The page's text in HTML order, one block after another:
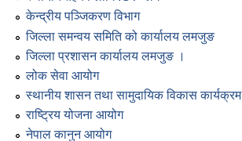
केन्द्रीय पञ्जिकरण विभाग
जिल्ला समन्वय समिति को कार्यालय लमजुङ
जिल्ला प्रशासन कार्यालय लमजुङ ।
लोक सेवा आयोग
स्थानीय शासन तथा सामुदायिक विकास कार्यक्रम
राष्ट्रिय योजना आयोग
नेपाल कानुन आयोग